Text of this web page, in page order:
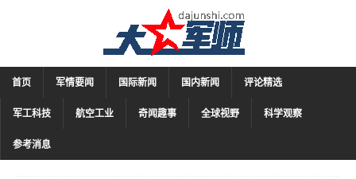
首页 军情要闻 国际新闻 国内新闻 评论精选
军工科技 航空工业 奇闻趣事 全球视野 科学观察
参考消息